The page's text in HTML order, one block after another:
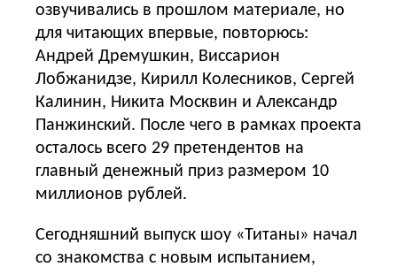
озвучивались в прошлом материале, но
для читающих впервые, повторюсь:
Андрей Дремушкин, Виссарион
Лобжанидзе, Кирилл Колесников, Сергей
Калинин, Никита Москвин и Александр
Панжинский. После чего в рамках проекта
осталось всего 29 претендентов на
главный денежный приз размером 10
миллионов рублей.
Сегодняшний выпуск шоу «Титаны» начал
со знакомства с новым испытанием,